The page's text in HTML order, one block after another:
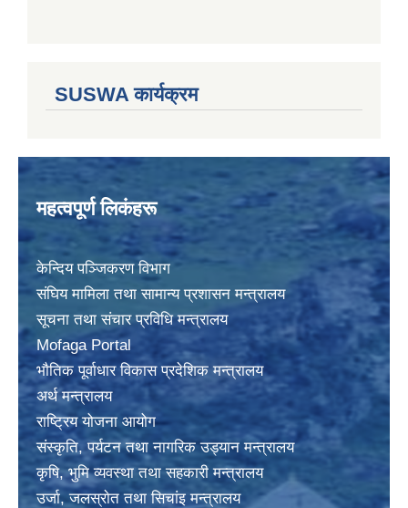
SUSWA कार्यक्रम
महत्वपूर्ण लिकंहरू
केन्दिय पञ्जिकरण विभाग
संघिय मामिला तथा सामान्य प्रशासन मन्त्रालय
सूचना तथा संचार प्रविधि मन्त्रालय
Mofaga Portal
भाैतिक पूर्वाधार विकास प्रदेशिक मन्त्रालय
अर्थ मन्त्रालय
राष्ट्रिय योजना आयोग
संस्कृति, पर्यटन तथा नागरिक उड्यान मन्त्रालय
कृषि, भुमि व्यवस्था तथा सहकारी मन्त्रालय
उर्जा, जलस्राेत तथा सिचांइ मन्त्रालय